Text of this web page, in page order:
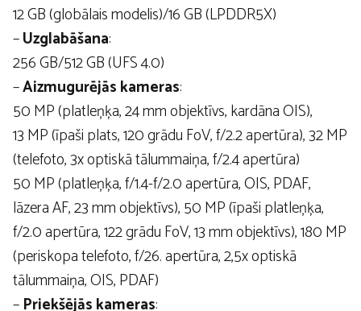
12 GB (globālais modelis)/16 GB (LPDDR5X)
–Uzglabāšana:
256 GB/512 GB (UFS 4.0)
–Aizmugurējās kameras:
50 MP (platleņķa, 24 mm objektīvs, kardāna OIS),
13 MP (īpaši plats, 120 grādu FoV, f/2.2 apertūra), 32 MP
(telefoto, 3x optiskā tālummaiņa, f/2.4 apertūra)
50 MP (platleņķa, f/1.4-f/2.0 apertūra, OIS, PDAF,
lāzera AF, 23 mm objektīvs), 50 MP (īpaši platleņķa,
f/2.0 apertūra, 122 grādu FoV, 13 mm objektīvs), 180 MP
(periskopa telefoto, f/26. apertūra, 2,5x optiskā
tālummaiņa, OIS, PDAF)
–Priekšējās kameras: